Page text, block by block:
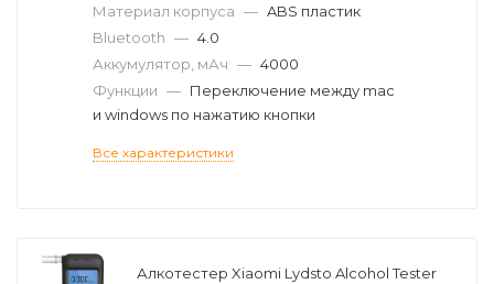
Материал корпуса — ABS пластик
Bluetooth — 4.0
Аккумулятор, мАч — 4000
Функции — Переключение между mac
и windows по нажатию кнопки
Все характеристики
Алкотестер Xiaomi Lydsto Alcohol Tester